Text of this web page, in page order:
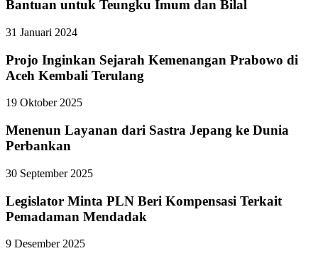
Bantuan untuk Teungku Imum dan Bilal
31 Januari 2024
Projo Inginkan Sejarah Kemenangan Prabowo di
Aceh Kembali Terulang
19 Oktober 2025
Menenun Layanan dari Sastra Jepang ke Dunia
Perbankan
30 September 2025
Legislator Minta PLN Beri Kompensasi Terkait
Pemadaman Mendadak
9 Desember 2025